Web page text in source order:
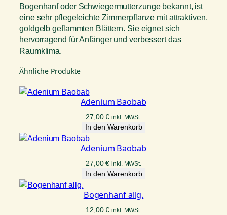
Bogenhanf oder Schwiegermutterzunge bekannt, ist
eine sehr pflegeleichte Zimmerpflanze mit attraktiven,
goldgelb geflammten Blättern. Sie eignet sich
hervorragend für Anfänger und verbessert das
Raumklima.
Ähnliche Produkte
Adenium Baobab
27,00€ inkl. MWSt.
In den Warenkorb
Adenium Baobab
27,00€ inkl. MWSt.
In den Warenkorb
Bogenhanf allg.
12,00€ inkl. MWSt.